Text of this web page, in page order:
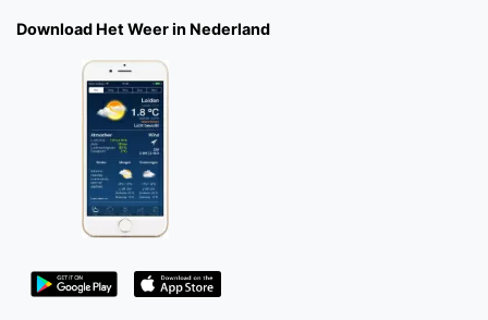
Download Het Weer in Nederland